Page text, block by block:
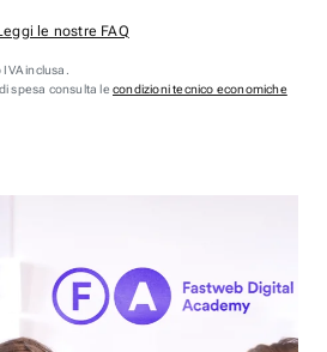
le nostre FAQ
inclusa.
spesa consulta le condizioni tecnico economiche